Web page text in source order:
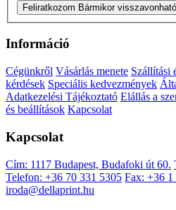
Feliratkozom Bármikor visszavonható
Információ
Cégünkről Vásárlás menete Szállítási
kérdések Speciális kedvezmények
Adatkezelési Tájékoztató Elállás a
és beállítások Kapcsolat
Kapcsolat
Cím: 1117 Budapest, Budafoki út 60.
Telefon: +36 70 331 5305 Fax: +36 1
iroda@dellaprint.hu